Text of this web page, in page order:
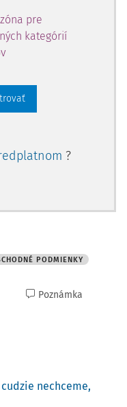
aplikujícího výklad
ustanovení smlouvy,
předně o tom,
je obsahem právního
vzájemných závazků
pre
kategórií
?
PODMIENKY
Poznámka
nechceme,